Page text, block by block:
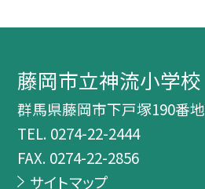
藤岡市立神流小学校
群馬県藤岡市下戸塚190番地
TEL. 0274-22-2444
FAX. 0274-22-2856
サイトマップ